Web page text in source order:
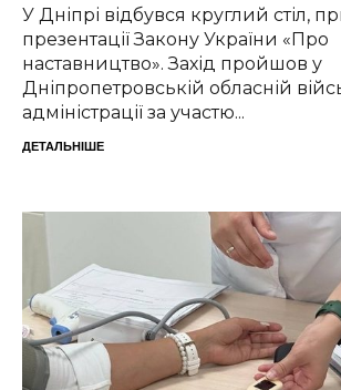
У Дніпрі відбувся круглий стіл,
презентації Закону України «Про
наставництво». Захід пройшов у
Дніпропетровській обласній
адміністрації за участю...
ДЕТАЛЬНІШЕ